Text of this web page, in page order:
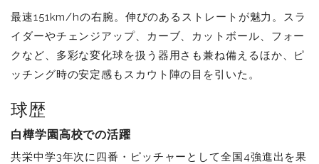
最速151km/hの右腕。伸びのあるストレートが魅力。スラ
イダーやチェンジアップ、カーブ、カットボール、フォー
クなど、多彩な変化球を扱う器用さも兼ね備えるほか、ピ
ッチング時の安定感もスカウト陣の目を引いた。
球歴
白樺学園高校での活躍
共栄中学3年次に四番・ピッチャーとして全国4強進出を果